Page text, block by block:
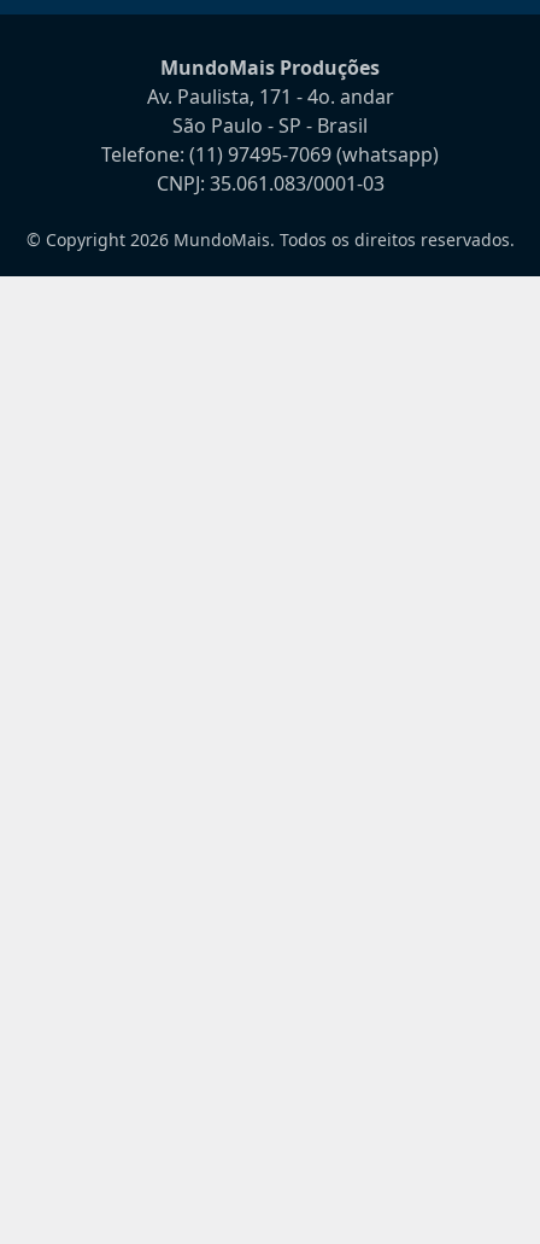
MundoMais Produções
Av. Paulista, 171 - 4o. andar
São Paulo - SP - Brasil
Telefone: (11) 97495-7069(whatsapp)
CNPJ: 35.061.083/0001-03
© Copyright 2026 MundoMais. Todos os direitos reservados.